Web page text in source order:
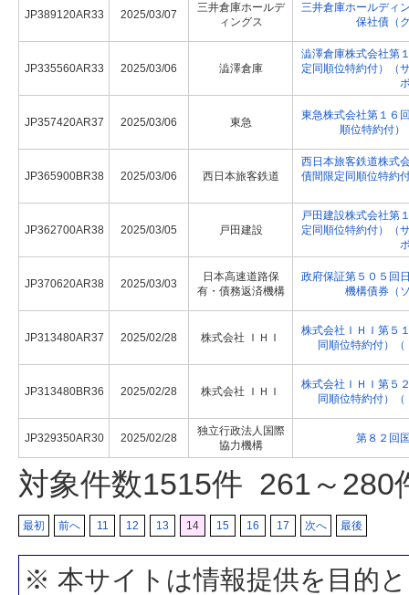
JP389120AR33 2025/03/07
三井倉庫ホールデ
ィングス
三井倉庫ホールディ
保社債（
JP335560AR33 2025/03/06 澁澤倉庫
澁澤倉庫株式会社第
定同順位特約付）（
JP357420AR37 2025/03/06 東急
東急株式会社第１６
順位特約付
JP365900BR38 2025/03/06 西日本旅客鉄道
西日本旅客鉄道株式
債間限定同順位特約
JP362700AR38 2025/03/05 戸田建設
戸田建設株式会社第
定同順位特約付）（
JP370620AR38 2025/03/03
日本高速道路保
有・債務返済機構
政府保証第５０５回
機構債券（
JP313480AR37 2025/02/28 株式会社 ＩＨＩ
株式会社ＩＨＩ第５
同順位特約付）
JP313480BR36 2025/02/28 株式会社 ＩＨＩ
株式会社ＩＨＩ第５
同順位特約付）
JP329350AR30 2025/02/28
独立行政法人国際
協力機構
第８２回
対象件数1515件 261～280
最初 前へ 11 12 13 14 15 16 17 次へ 最後
※ 本サイトは情報提供を目的